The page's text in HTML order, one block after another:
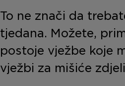
To ne znači da
tjedana. Možete,
postoje vježbe koje
vježbi za mišiće